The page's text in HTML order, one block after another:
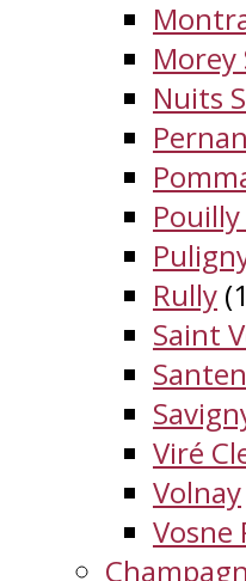
Morey
Nuits
Rully
Saint
Viré
Volnay
Vosne